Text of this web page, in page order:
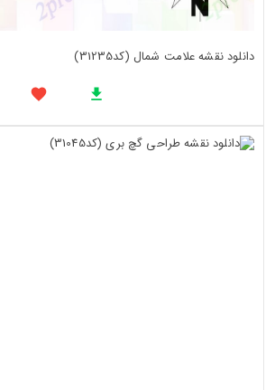
دانلود نقشه علامت شمال (کد31235)